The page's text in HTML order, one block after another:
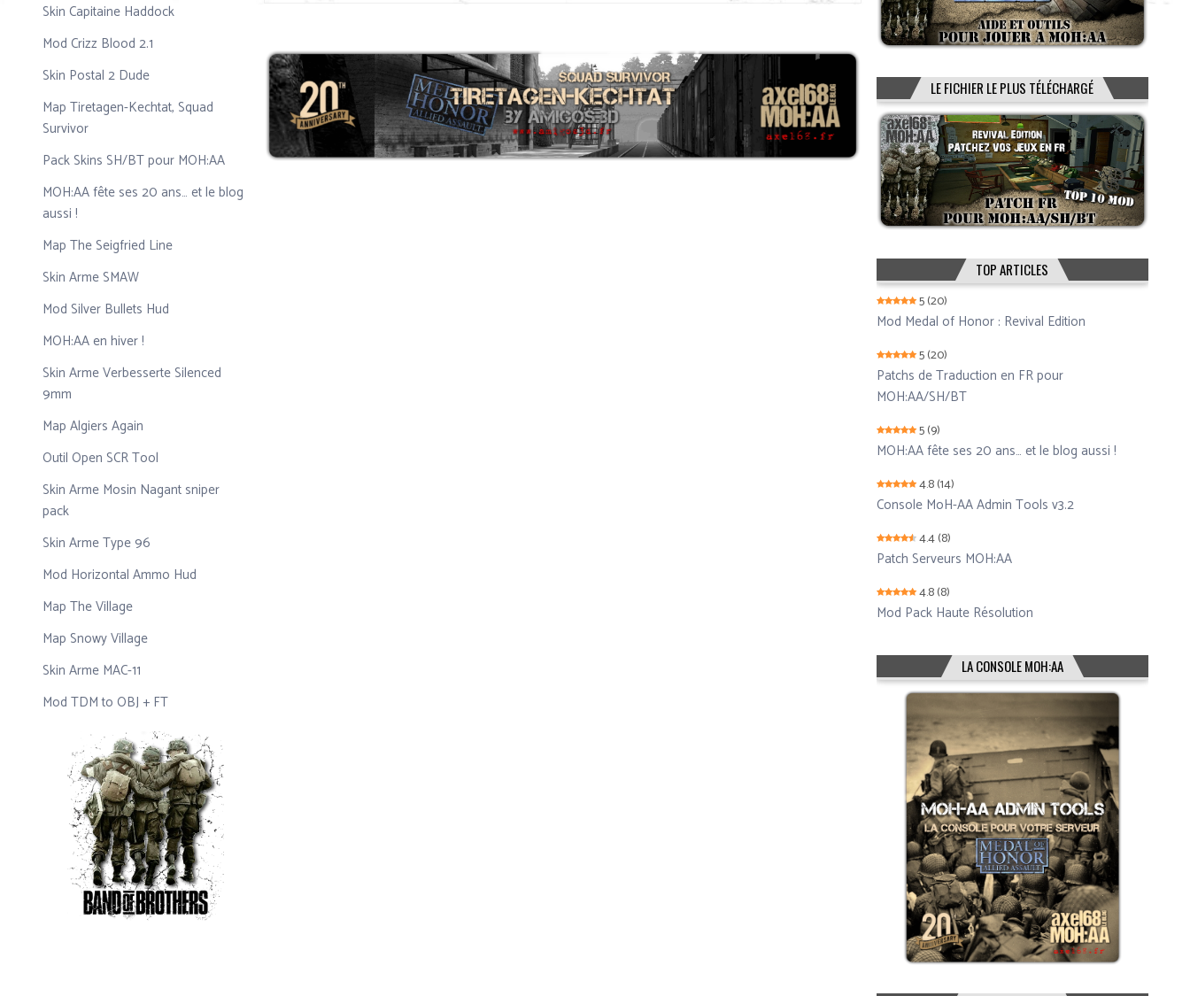
Skin Capitaine Haddock
Mod Crizz Blood 2.1
Skin Postal 2 Dude
Map Tiretagen-Kechtat, Squad
Survivor
Pack Skins SH/BT pour MOH:AA
MOH:AA fête ses 20 ans… et le blog
aussi !
Map The Seigfried Line
Skin Arme SMAW
Mod Silver Bullets Hud
MOH:AA en hiver !
Skin Arme Verbesserte Silenced
9mm
Map Algiers Again
Outil Open SCR Tool
Skin Arme Mosin Nagant sniper
pack
Skin Arme Type 96
Mod Horizontal Ammo Hud
Map The Village
Map Snowy Village
Skin Arme MAC-11
Mod TDM to OBJ + FT
LE FICHIER LE PLUS TÉLÉCHARGÉ
TOP ARTICLES
5(20)
Mod Medal of Honor : Revival Edition
5(20)
Patchs de Traduction en FR pour
MOH:AA/SH/BT
5(9)
MOH:AA fête ses 20 ans… et le blog aussi !
4.8(14)
Console MoH-AA Admin Tools v3.2
4.4(8)
Patch Serveurs MOH:AA
4.8(8)
Mod Pack Haute Résolution
LA CONSOLE MOH:AA